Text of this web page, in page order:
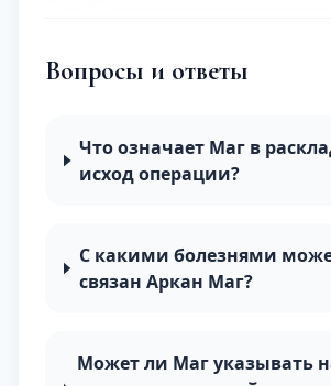
Вопросы и ответы
Что означает Маг в
исход операции?
С какими болезнями
связан Аркан Маг?
Может ли Маг указывать